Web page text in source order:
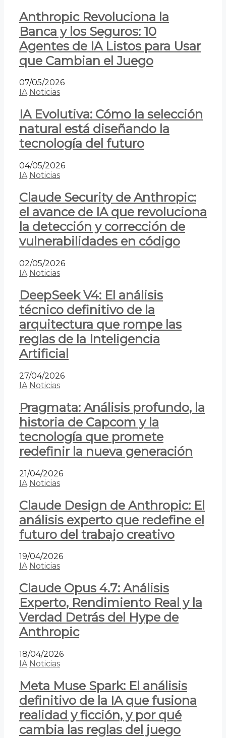
Anthropic Revoluciona la
Banca y los Seguros: 10
Agentes de IA Listos para Usar
que Cambian el Juego
07/05/2026
IA Noticias
IA Evolutiva: Cómo la selección
natural está diseñando la
tecnología del futuro
04/05/2026
IA Noticias
Claude Security de Anthropic:
el avance de IA que revoluciona
la detección y corrección de
vulnerabilidades en código
02/05/2026
IA Noticias
DeepSeek V4: El análisis
técnico definitivo de la
arquitectura que rompe las
reglas de la Inteligencia
Artificial
27/04/2026
IA Noticias
Pragmata: Análisis profundo, la
historia de Capcom y la
tecnología que promete
redefinir la nueva generación
21/04/2026
IA Noticias
Claude Design de Anthropic: El
análisis experto que redefine el
futuro del trabajo creativo
19/04/2026
IA Noticias
Claude Opus 4.7: Análisis
Experto, Rendimiento Real y la
Verdad Detrás del Hype de
Anthropic
18/04/2026
IA Noticias
Meta Muse Spark: El análisis
definitivo de la IA que fusiona
realidad y ficción, y por qué
cambia las reglas del juego